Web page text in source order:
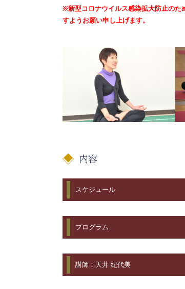
※新型コロナウイルス感染拡大防止のた
すようお願い申し上げます。
スケジュール
プログラム
講師：天井 紀代美